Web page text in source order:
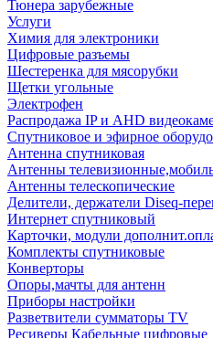
Тюнера зарубежные
Услуги
Химия для электроники
Цифровые разъемы
Шестеренка для мясорубки
Щетки угольные
Электрофен
Распродажа IP и AHD
Спутниковое и эфирное
Антенна спутниковая
Антенны
Антенны телескопические
Делители, держатели Diseq-
Интернет спутниковый
Карточки, модули
Комплекты спутниковые
Конверторы
Опоры,мачты для антенн
Приборы настройки
Разветвители сумматоры TV
Ресиверы Кабельные цифровые